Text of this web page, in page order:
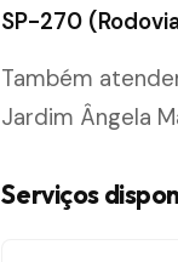
SP-270
Também
Jardim Ângela
Serviços